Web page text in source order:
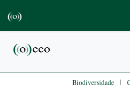
Biodiversidade |